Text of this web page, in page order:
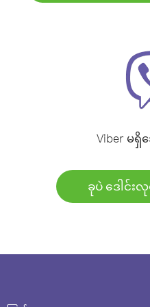
Viber မရှိ
ခုပဲ ဒေါင်